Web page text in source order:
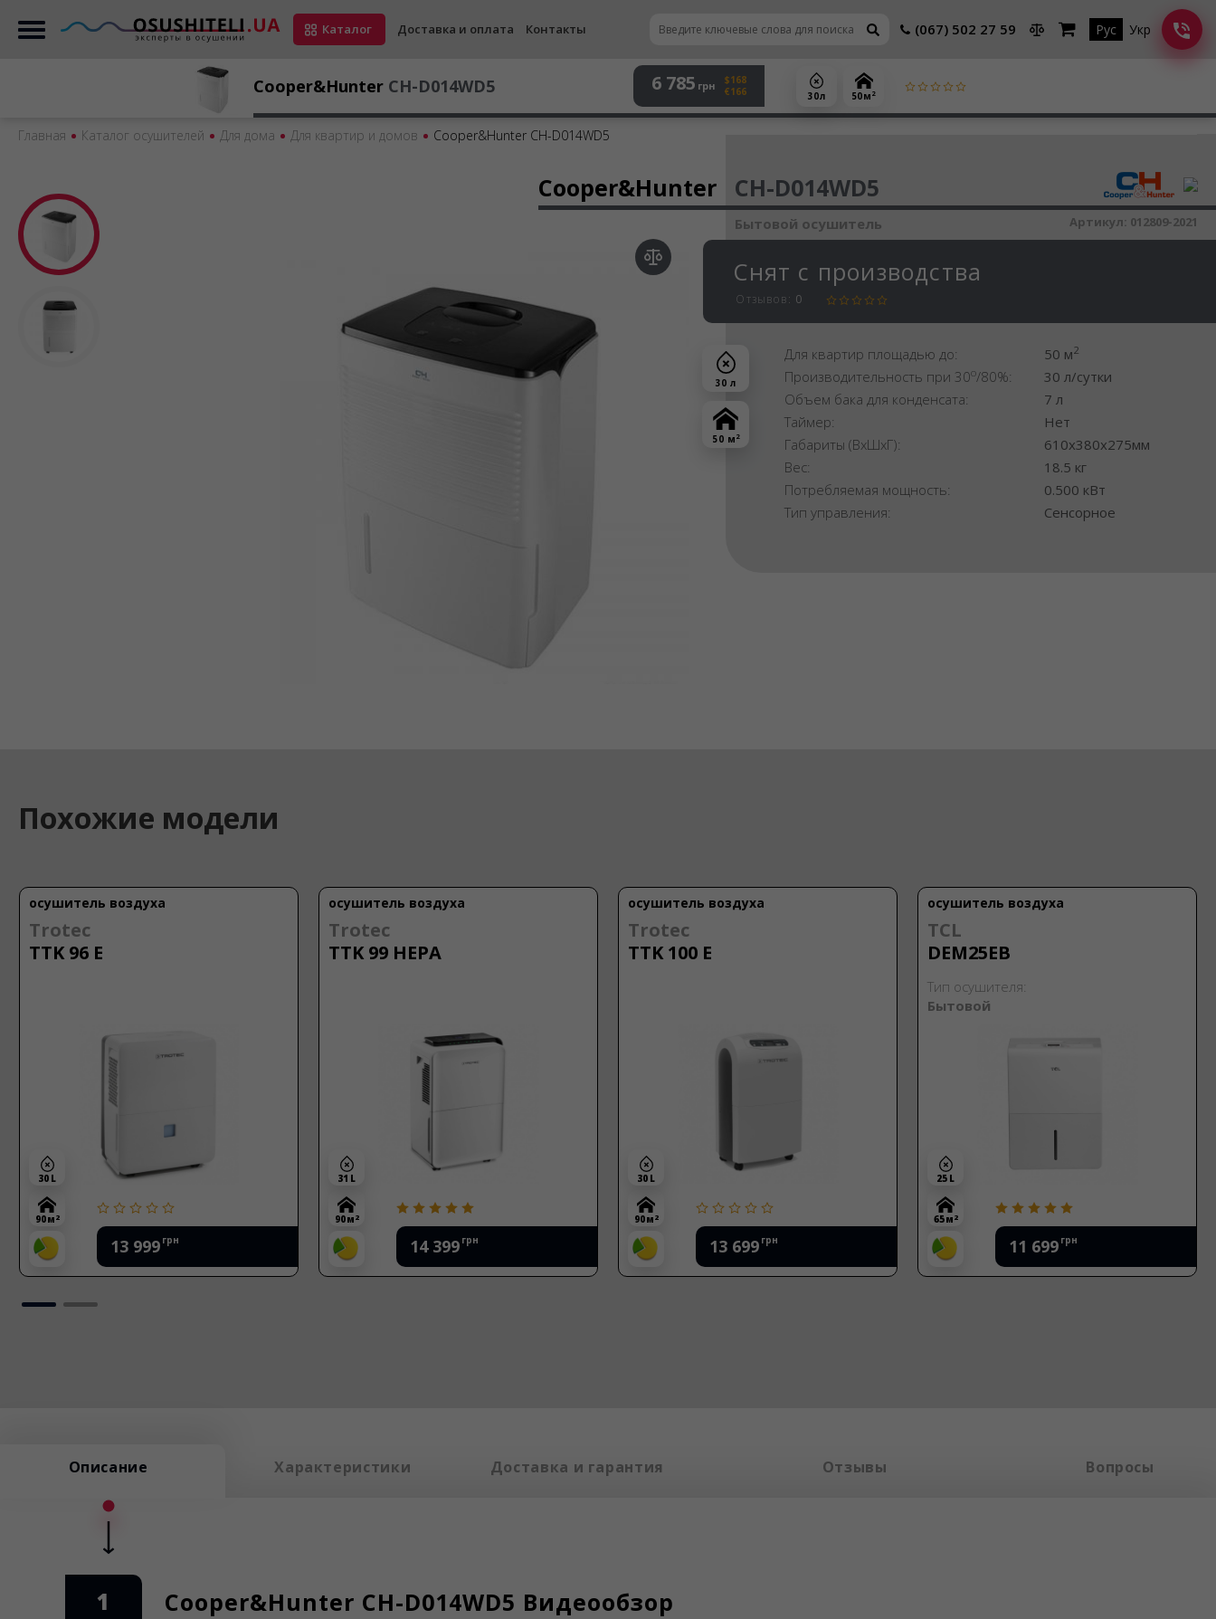
Каталог Доставка и оплата Контакты (067) 502 27 59 Рус Укр
Главная Каталог осушителей Для дома Для квартир и домов Cooper&Hunter CH-D014WD5
Cooper&Hunter CH-D014WD5 6 785 грн
$168
€166
30 л 50 м 2
30 л
50 м 2
Осушитель воздуха
Cooper&Hunter CH-D014WD5
Бытовой осушитель
Снят с производства
Отзывов: 0
Артикул: 012809-2021
Для квартир площадью до: 50 м2
Производительность при 30o/80%:
30 л/сутки
Объем бака для конденсата:
7 л
Таймер:
Нет
Габариты (ВхШхГ):
610x380x275мм
Вес:
18.5 кг
Потребляемая мощность:
0.500 кВт
Тип управления:
Сенсорное
Похожие модели
осушитель воздуха
Trotec
TTK 99 HEPA
14 399 грн
31 L
90 м 2
осушитель воздуха
Trotec
TTK 100 E
13 699 грн
30 L
90 м 2
осушитель воздуха
TCL
DEM25EB
11 699 грн
25 L
65 м 2
осушитель воздуха
MYCOND
Roomer Smart 25
11 999 грн
25 L
50 м 2
Описание Характеристики Доставка и гарантия Отзывы Вопросы
1 Cooper&Hunter CH-D014WD5 Видеообзор